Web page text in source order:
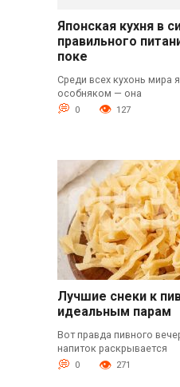
Японская кухня в
правильного
поке
Среди всех кухонь мира
особняком — она
0 127
Лучшие снеки к
идеальным парам
Вот правда пивного
напиток раскрывается
0 271